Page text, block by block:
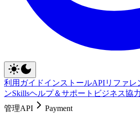
利用ガイドインストールAPIリファレ
ンSkillsヘルプ＆サポート ビジネス協力
管理API
Payment